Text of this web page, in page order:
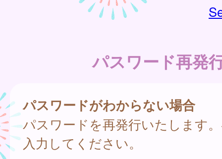
パスワード再発
パスワードがわからない場合
パスワードを再発行いたします
入力してください。